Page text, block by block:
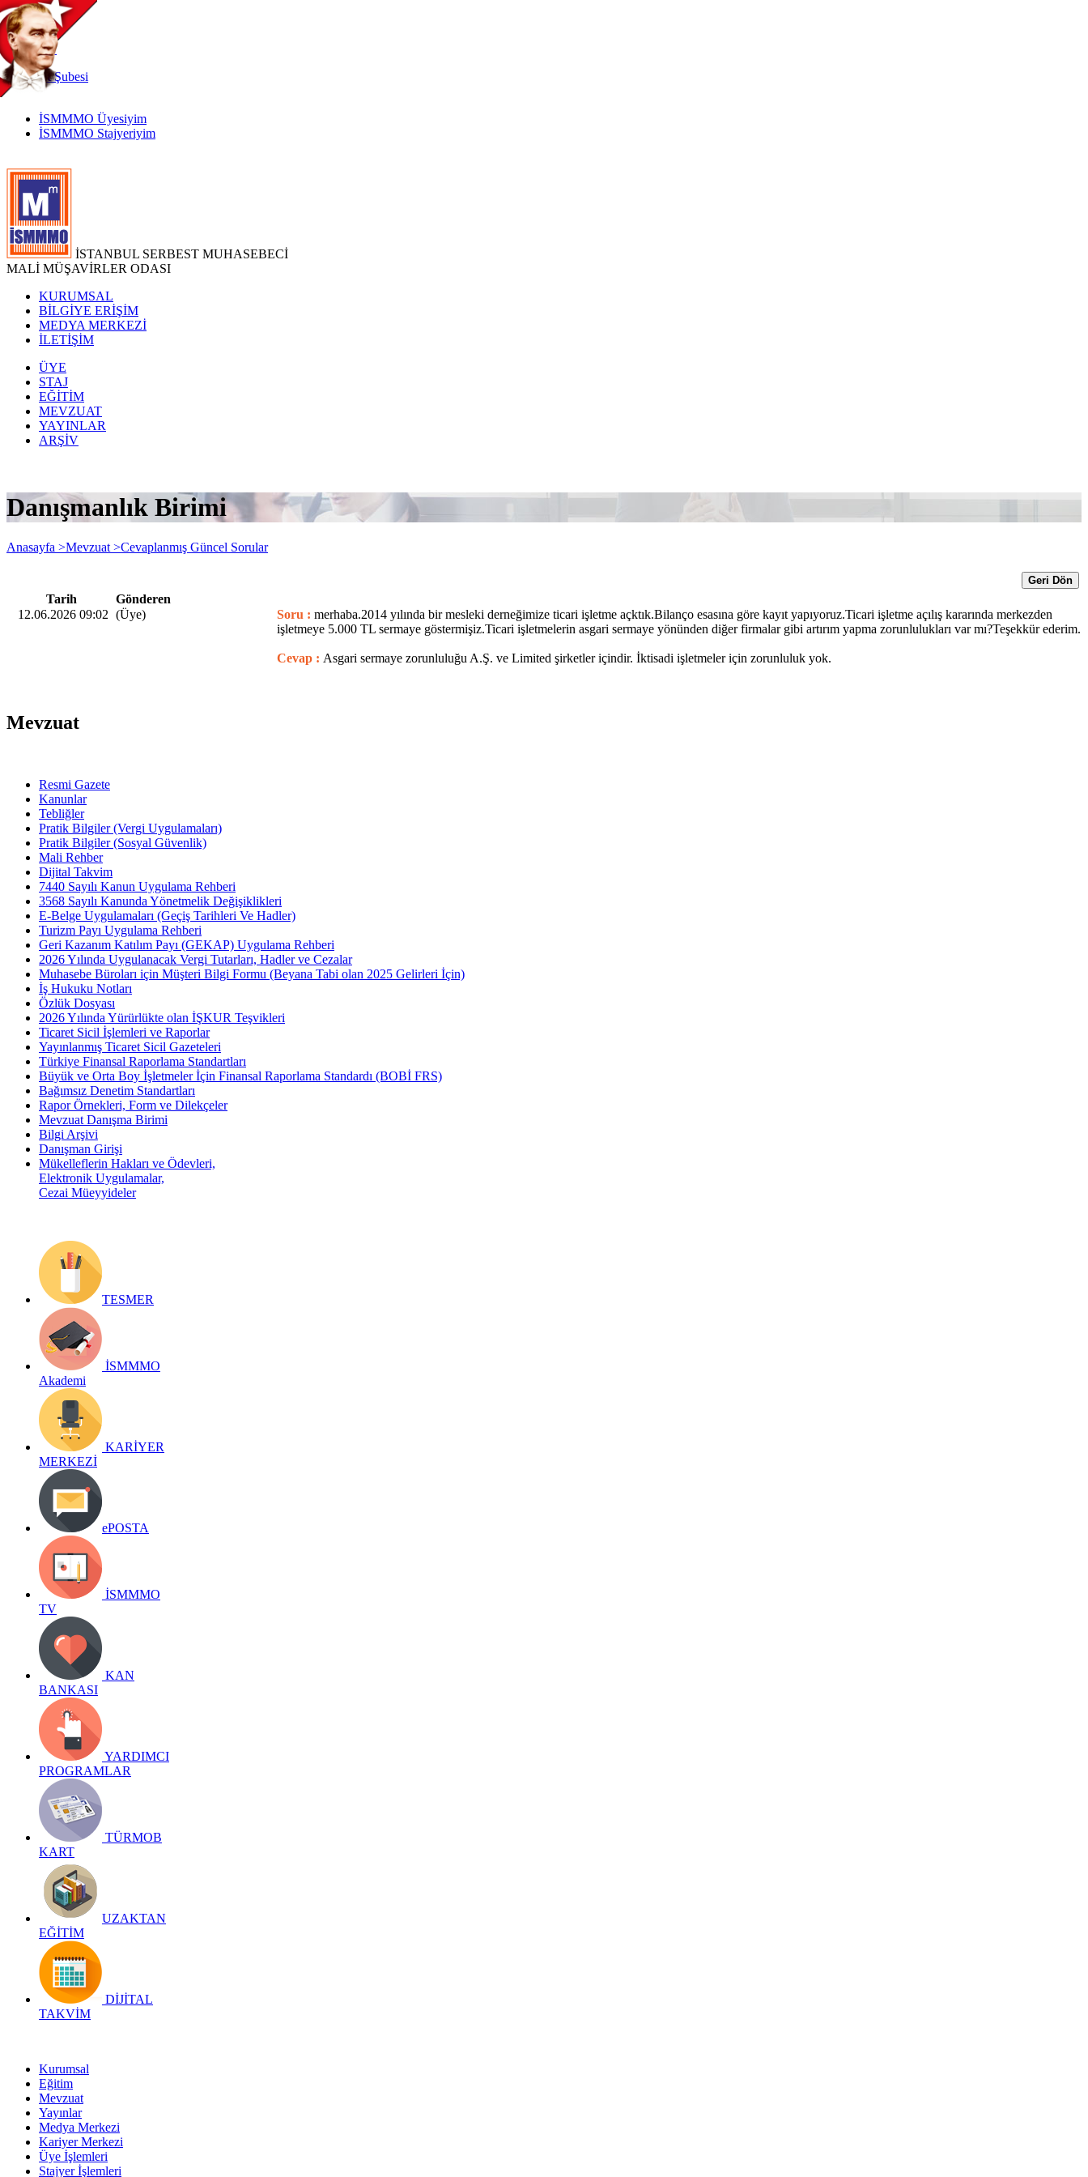
TR
|
EN
İnternetŞubesi
İSMMMO Üyesiyim
İSMMMO Stajyeriyim
İSTANBUL SERBEST MUHASEBECİ
MALİ MÜŞAVİRLER ODASI
KURUMSAL
BİLGİYE ERİŞİM
MEDYA MERKEZİ
İLETİŞİM
ÜYE
STAJ
EĞİTİM
MEVZUAT
YAYINLAR
ARŞİV
Danışmanlık Birimi
Anasayfa >Mevzuat >Cevaplanmış Güncel Sorular
Geri Dön
Tarih
Gönderen
12.06.2026 09:02 (Üye) Soru : merhaba.2014 yılında bir mesleki derneğimize ticari işletme açktık.Bilanço esasına göre kayıt yapıyoruz.Ticari işletme açılış kararında merkezden
işletmeye 5.000 TL sermaye göstermişiz.Ticari işletmelerin asgari sermaye yönünden diğer firmalar gibi artırım yapma zorunlulukları var mı?Teşekkür ederim.
Cevap : Asgari sermaye zorunluluğu A.Ş. ve Limited şirketler içindir. İktisadi işletmeler için zorunluluk yok.
Mevzuat
Resmi Gazete
Kanunlar
Tebliğler
Pratik Bilgiler (Vergi Uygulamaları)
Pratik Bilgiler (Sosyal Güvenlik)
Mali Rehber
Dijital Takvim
7440 Sayılı Kanun Uygulama Rehberi
3568 Sayılı Kanunda Yönetmelik Değişiklikleri
E-Belge Uygulamaları (Geçiş Tarihleri Ve Hadler)
Turizm Payı Uygulama Rehberi
Geri Kazanım Katılım Payı (GEKAP) Uygulama Rehberi
2026 Yılında Uygulanacak Vergi Tutarları, Hadler ve Cezalar
Muhasebe Büroları için Müşteri Bilgi Formu (Beyana Tabi olan 2025 Gelirleri İçin)
İş Hukuku Notları
Özlük Dosyası
2026 Yılında Yürürlükte olan İŞKUR Teşvikleri
Ticaret Sicil İşlemleri ve Raporlar
Yayınlanmış Ticaret Sicil Gazeteleri
Türkiye Finansal Raporlama Standartları
Büyük ve Orta Boy İşletmeler İçin Finansal Raporlama Standardı (BOBİ FRS)
Bağımsız Denetim Standartları
Rapor Örnekleri, Form ve Dilekçeler
Mevzuat Danışma Birimi
Bilgi Arşivi
Danışman Girişi
Mükelleflerin Hakları ve Ödevleri,
Elektronik Uygulamalar,
Cezai Müeyyideler
TESMER
İSMMMO
Akademi
KARİYER
MERKEZİ
ePOSTA
İSMMMO
TV
KAN
BANKASI
YARDIMCI
PROGRAMLAR
TÜRMOB
KART
UZAKTAN
EĞİTİM
DİJİTAL
TAKVİM
Kurumsal
Eğitim
Mevzuat
Yayınlar
Medya Merkezi
Kariyer Merkezi
Üye İşlemleri
Stajyer İşlemleri